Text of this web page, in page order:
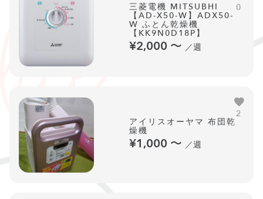
三菱電機 MITSUBHI
【AD-X50-W】ADX50-
W ふとん乾燥機
【KK9N0D18P】
¥2,000 〜 ／週
0
アイリスオーヤマ 布団乾
燥機
¥1,000 〜 ／週
2